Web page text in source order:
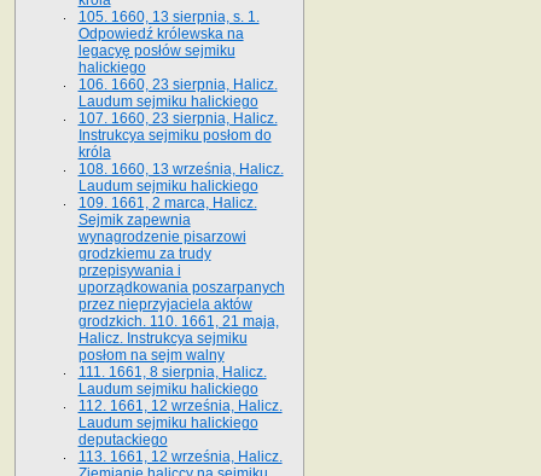
105. 1660, 13 sierpnia, s. 1.
Odpowiedź królewska na
legacyę posłów sejmiku
halickiego
106. 1660, 23 sierpnia, Halicz.
Laudum sejmiku halickiego
107. 1660, 23 sierpnia, Halicz.
Instrukcya sejmiku posłom do
króla
108. 1660, 13 września, Halicz.
Laudum sejmiku halickiego
109. 1661, 2 marca, Halicz.
Sejmik zapewnia
wynagrodzenie pisarzowi
grodzkiemu za trudy
przepisywania i
uporządkowania poszarpanych
przez nieprzyjaciela aktów
grodzkich. 110. 1661, 21 maja,
Halicz. Instrukcya sejmiku
posłom na sejm walny
111. 1661, 8 sierpnia, Halicz.
Laudum sejmiku halickiego
112. 1661, 12 września, Halicz.
Laudum sejmiku halickiego
deputackiego
113. 1661, 12 września, Halicz.